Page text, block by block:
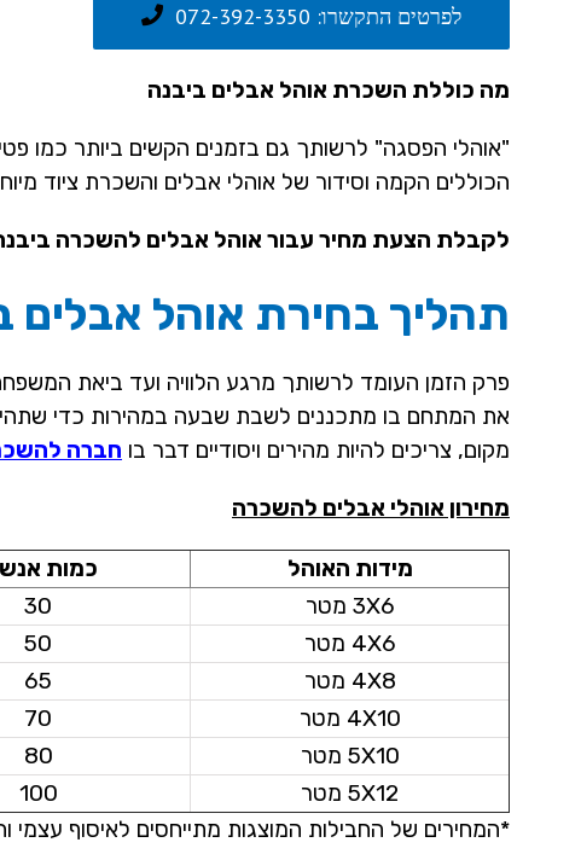
לפרטים התקשרו: 072-392-3350
מה כוללת השכרת אוהל אבלים ביבנה
"אוהלי הפסגה" לרשותך גם בזמנים הקשים ביותר כמו
הכוללים הקמה וסידור של אוהלי אבלים והשכרת ציוד
לקבלת הצעת מחיר עבור אוהל אבלים להשכרה ביבנה ניתן
תהליך בחירת אוהל אבלים
פרק הזמן העומד לרשותך מרגע הלוויה ועד ביאת
את המתחם בו מתכננים לשבת שבעה במהירות כדי שתהיה
מקום, צריכים להיות מהירים ויסודיים דבר בו חברה
מחירון אוהלי אבלים להשכרה
מידות האוהל כמות
3X6 מטר
30
4X6 מטר
50
4X8 מטר
65
4X10 מטר
70
5X10 מטר
80
5X12 מטר
100
*המחירים של החבילות המוצגות מתייחסים לאיסוף עצמי